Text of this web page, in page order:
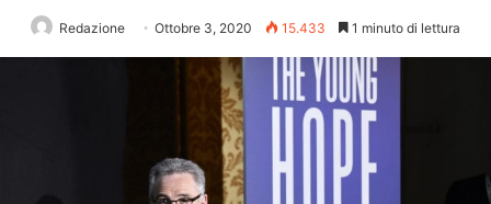
Redazione Ottobre 3, 2020 15.433 1 minuto di lettura